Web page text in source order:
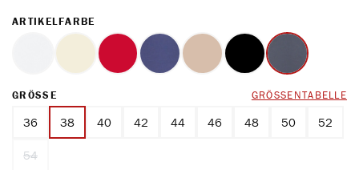
ARTIKELFARBE
weiss ecru marine schwarz blue
GRÖSSE AUSWÄHLEN GRÖSSENTABELLE
36 38 40 42 44 46 48 50 52
54(Diese Option ist zurzeit nicht verfügbar.)